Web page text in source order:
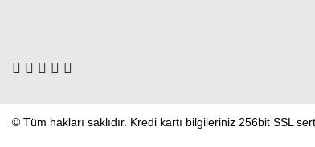
© Tüm hakları saklıdır. Kredi kartı bilgileriniz 256bit SSL